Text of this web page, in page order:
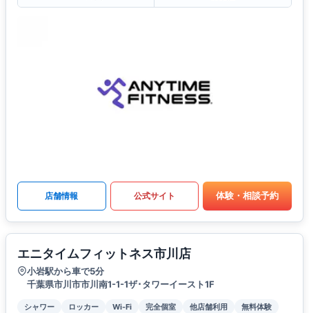
店舗情報 公式サイト 体験・相談予約
エニタイムフィットネス市川店
小岩駅から車で5分
千葉県市川市市川南1-1-1ザ･タワーイースト1F
シャワー ロッカー Wi-Fi 完全個室 他店舗利用
無料体験